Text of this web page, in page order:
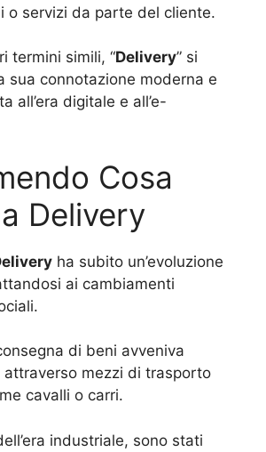
o servizi da parte del cliente.
termini simili, “Delivery” si
sua connotazione moderna e
all’era digitale e all’e-
Cosa
Delivery
ha subito un’evoluzione
ai cambiamenti
di beni avveniva
attraverso mezzi di trasporto
cavalli o carri.
industriale, sono stati